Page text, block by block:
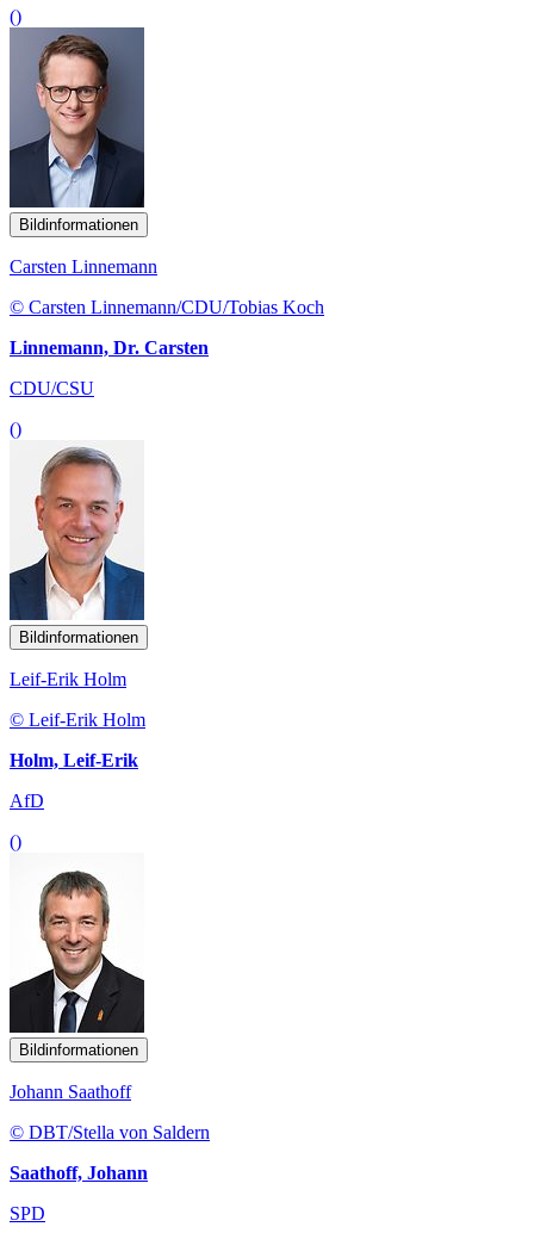
()
Bildinformationen
Carsten Linnemann
© Carsten Linnemann/CDU/Tobias Koch
Linnemann, Dr. Carsten
CDU/CSU
()
Bildinformationen
Leif-Erik Holm
© Leif-Erik Holm
Holm, Leif-Erik
AfD
()
Bildinformationen
Johann Saathoff
© DBT/Stella von Saldern
Saathoff, Johann
SPD